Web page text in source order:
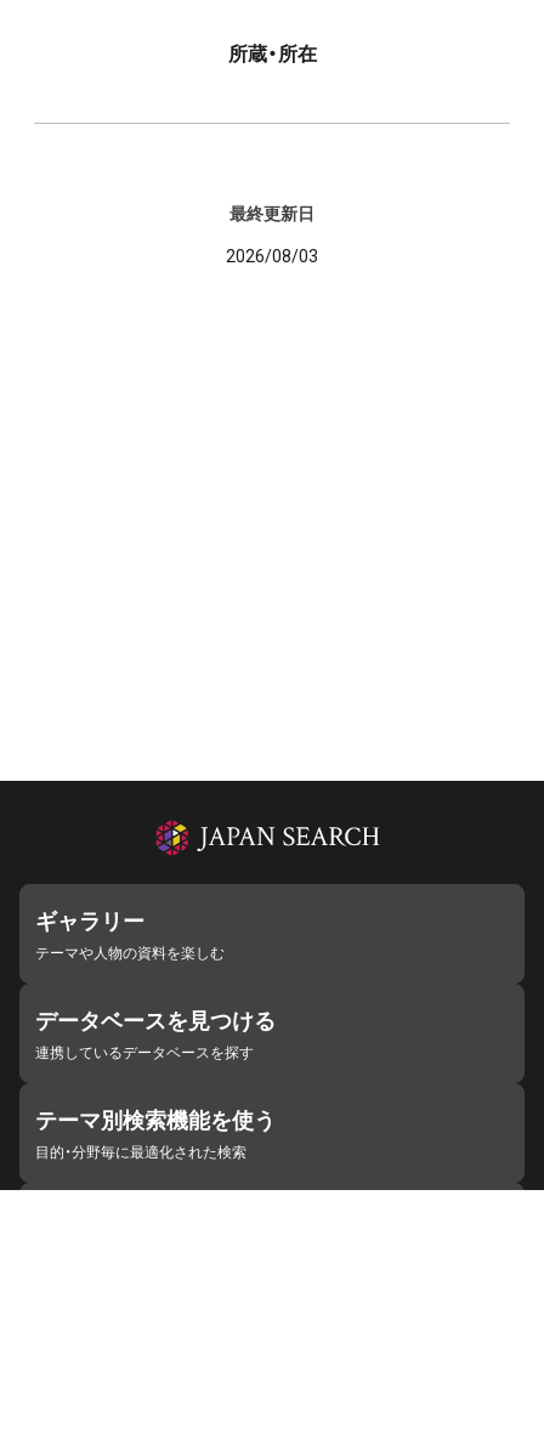
所蔵・所在
最終更新日
2026/08/03
ギャラリー
テーマや人物の資料を楽しむ
データベースを見つける
連携しているデータベースを探す
テーマ別検索機能を使う
目的・分野毎に最適化された検索